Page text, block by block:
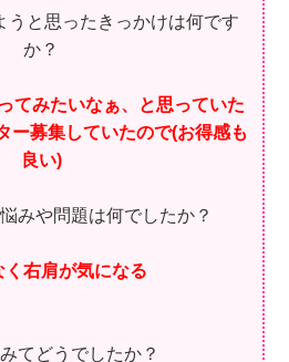
うと思ったきっかけは何です
か？
てみたいなぁ、と思っていた
ー募集していたので(お得感も
良い)
みや問題は何でしたか？
く右肩が気になる
てどうでしたか？